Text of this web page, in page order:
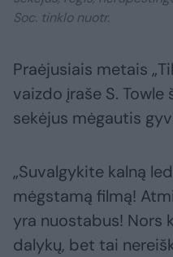
Soc. tinklo nuotr.
Praėjusiais metais
vaizdo įraše S.
sekėjus mėgautis
„Suvalgykite kalną
mėgstamą filmą!
yra nuostabus! Nors
dalykų, bet tai